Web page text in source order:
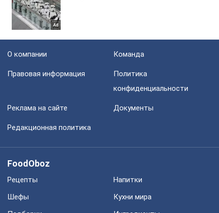
О компании Команда
Правовая информация
Политика
конфиденциальности
Реклама на сайте Документы
Редакционная политика
FoodOboz
Рецепты
Напитки
Шефы
Кухни мира